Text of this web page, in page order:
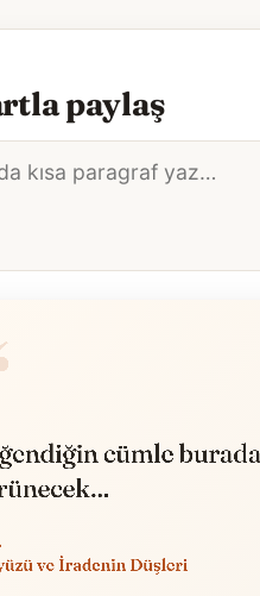
paylaş